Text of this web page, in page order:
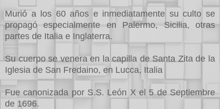
Murió a los 60 años e inmediatamente su culto se
propagó especialmente en Palermo, Sicilia, otras
partes de Italia e Inglaterra.
Su cuerpo se venera en la capilla de Santa Zita de la
Iglesia de San Fredaino, en Lucca, Italia
Fue canonizada por S.S. León X el 5 de Septiembre
de 1696.